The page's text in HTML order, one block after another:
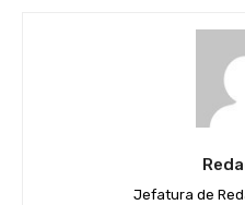
Jefatura de